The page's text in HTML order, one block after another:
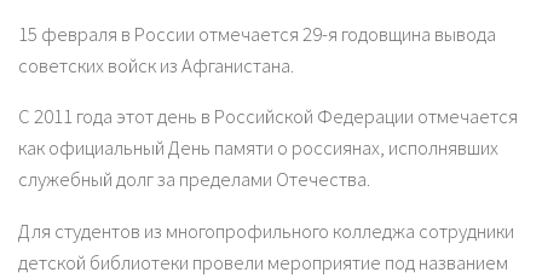
15 февраля в России отмечается 29-я годовщина вывода
советских войск из Афганистана.
С 2011 года этот день в Российской Федерации отмечается
как официальный День памяти о россиянах, исполнявших
служебный долг за пределами Отечества.
Для студентов из многопрофильного колледжа сотрудники
детской библиотеки провели мероприятие под названием